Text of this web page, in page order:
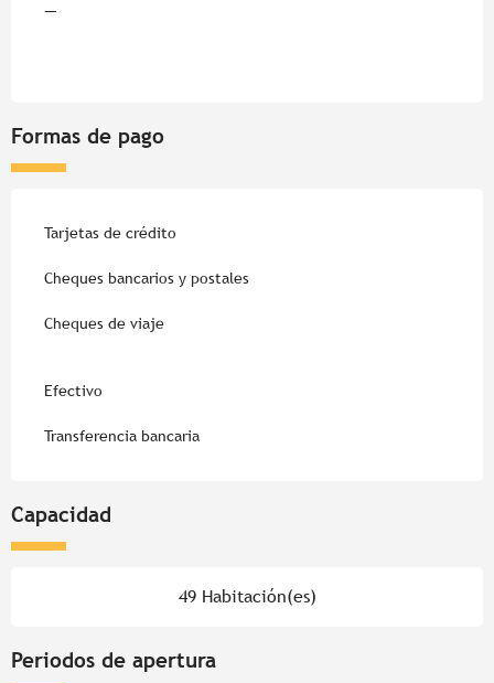
—
Formas de pago
Tarjetas de crédito
Cheques bancarios y postales
Cheques de viaje
Efectivo
Transferencia bancaria
Capacidad
49 Habitación(es)
Periodos de apertura